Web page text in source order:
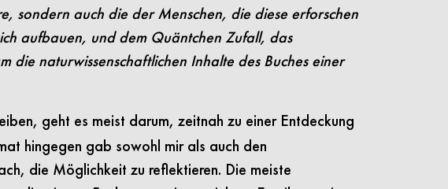
sondern auch die der Menschen, die diese erforschen
aufbauen, und dem Quäntchen Zufall, das
die naturwissenschaftlichen Inhalte des Buches einer
geht es meist darum, zeitnah zu einer Entdeckung
hingegen gab sowohl mir als auch den
die Möglichkeit zu reflektieren. Die meiste